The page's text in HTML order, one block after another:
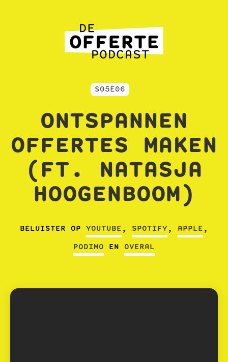
S05E06
ONTSPANNEN
OFFERTES MAKEN
(FT. NATASJA
HOOGENBOOM)
BELUISTER OP YOUTUBE , SPOTIFY , APPLE ,
PODIMO EN OVERAL